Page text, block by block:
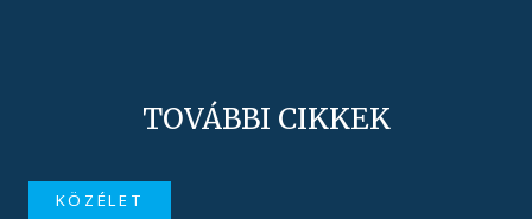
TOVÁBBI CIKKEK
KÖZÉLET